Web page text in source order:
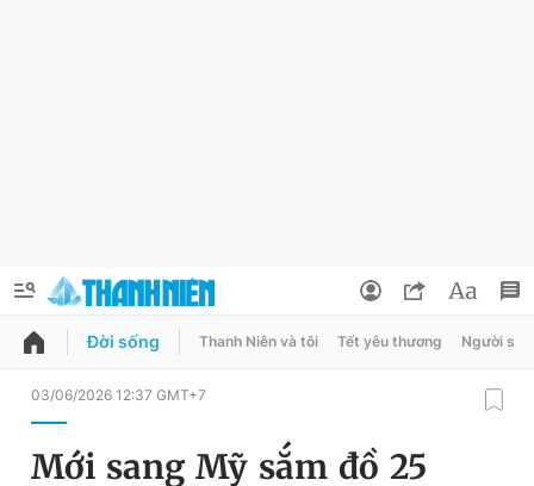
QUẢNG CÁO ĐẶT BÁO
Đổi mật khẩu
Đời sống Thanh Niên và tôi Tết yêu thương Người
03/06/2026 12:37 GMT+7
Mới sang Mỹ sắm đồ 25